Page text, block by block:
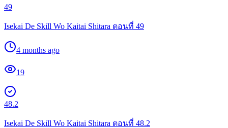
49
Isekai De Skill Wo Kaitai Shitara ตอนที่ 49
4 months ago
19
48.2
Isekai De Skill Wo Kaitai Shitara ตอนที่ 48.2